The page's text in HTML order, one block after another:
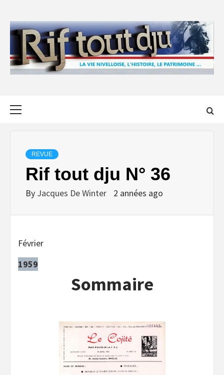
content
REVUE
Rif tout dju N° 36
By Jacques De Winter 2 années ago
Février
1959
Sommaire